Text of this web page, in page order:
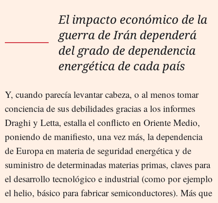
El impacto económico de la
guerra de Irán dependerá
del grado de dependencia
energética de cada país
Y, cuando parecía levantar cabeza, o al menos tomar
conciencia de sus debilidades gracias a los informes
Draghi y Letta, estalla el conflicto en Oriente Medio,
poniendo de manifiesto, una vez más, la dependencia
de Europa en materia de seguridad energética y de
suministro de determinadas materias primas, claves para
el desarrollo tecnológico e industrial (como por ejemplo
el helio, básico para fabricar semiconductores). Más que